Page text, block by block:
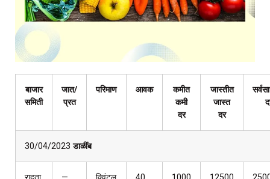
बाजार
समिती
जात/
प्रत
परिमाण आवक
कमीत
कमी
दर
जास्तीत
जास्त
दर
30/04/2023डाळींब